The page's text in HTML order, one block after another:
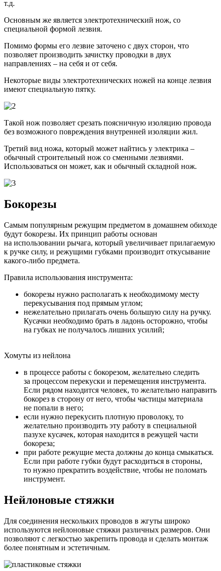
т.д.
Основным же является электротехнический нож, со
специальной формой лезвия.
Помимо формы его лезвие заточено с двух сторон, что
позволяет производить зачистку проводки в двух
направлениях – на себя и от себя.
Некоторые виды электротехнических ножей на конце лезвия
имеют специальную пятку.
Такой нож позволяет срезать поясничную изоляцию провода
без возможного повреждения внутренней изоляции жил.
Третий вид ножа, который может найтись у электрика –
обычный строительный нож со сменными лезвиями.
Использоваться он может, как и обычный складной нож.
Бокорезы
Самым популярным режущим предметом в домашнем обиходе
будут бокорезы. Их принцип работы основан
на использовании рычага, который увеличивает прилагаемую
к ручке силу, и режущими губками производит откусывание
какого-либо предмета.
Правила использования инструмента:
бокорезы нужно располагать к необходимому месту
перекусывания под прямым углом;
нежелательно прилагать очень большую силу на ручку.
Кусачки необходимо брать в ладонь осторожно, чтобы
на губках не получалось лишних усилий;
Хомуты из нейлона
в процессе работы с бокорезом, желательно следить
за процессом перекуски и перемещения инструмента.
Если рядом находится человек, то желательно направить
бокорез в сторону от него, чтобы частицы материала
не попали в него;
если нужно перекусить плотную проволоку, то
желательно производить эту работу в специальной
пазухе кусачек, которая находится в режущей части
бокореза;
при работе режущие места должны до конца смыкаться.
Если при работе губки будут расходиться в стороны,
то нужно прекратить воздействие, чтобы не поломать
инструмент.
Нейлоновые стяжки
Для соединения нескольких проводов в жгуты широко
используются нейлоновые стяжки различных размеров. Они
позволяют с легкостью закрепить провода и сделать монтаж
более понятным и эстетичным.